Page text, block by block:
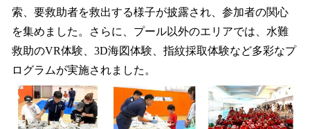
索、要救助者を救出する様子が披露され、参加者の関心
を集めました。さらに、プール以外のエリアでは、水難
救助のVR体験、3D海図体験、指紋採取体験など多彩なプ
ログラムが実施されました。